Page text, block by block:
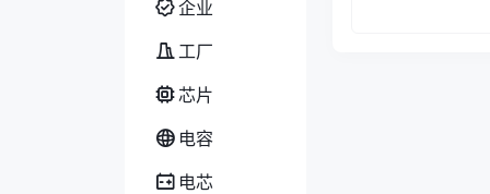
企业
工厂
芯片
电容
电芯